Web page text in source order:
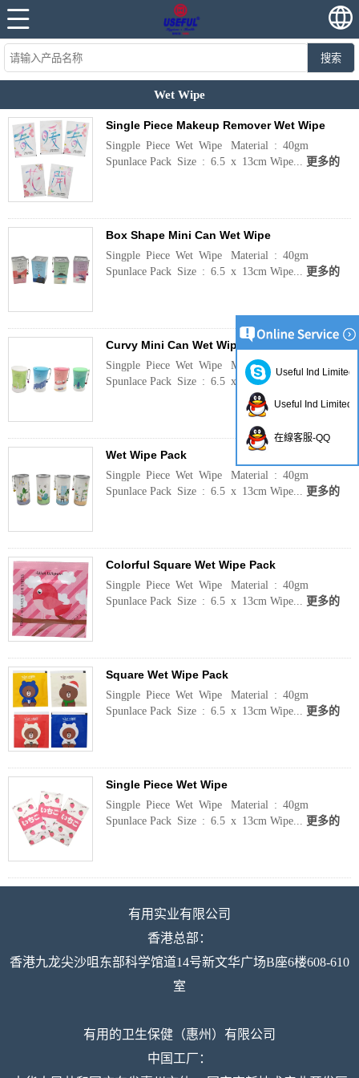
搜索
Wet Wipe
Single Piece Makeup Remover Wet Wipe
Singple Piece Wet Wipe Material : 40gm
Spunlace Pack Size : 6.5 x 13cm Wipe... 更多的
Box Shape Mini Can Wet Wipe
Singple Piece Wet Wipe Material : 40gm
Spunlace Pack Size : 6.5 x 13cm Wipe... 更多的
Curvy Mini Can Wet Wipe
Singple Piece Wet Wipe Material : 40gm
Spunlace Pack Size : 6.5 x 13cm Wipe...
Wet Wipe Pack
Singple Piece Wet Wipe Material : 40gm
Spunlace Pack Size : 6.5 x 13cm Wipe... 更多的
Colorful Square Wet Wipe Pack
Singple Piece Wet Wipe Material : 40gm
Spunlace Pack Size : 6.5 x 13cm Wipe... 更多的
Square Wet Wipe Pack
Singple Piece Wet Wipe Material : 40gm
Spunlace Pack Size : 6.5 x 13cm Wipe... 更多的
Single Piece Wet Wipe
Singple Piece Wet Wipe Material : 40gm
Spunlace Pack Size : 6.5 x 13cm Wipe... 更多的
有用实业有限公司
香港总部：
香港九龙尖沙咀东部科学馆道14号新文华广场B座6楼608-610
室
有用的卫生保健（惠州）有限公司
中国工厂：
Useful Ind Limited
Useful Ind Limited
在線客服-QQ